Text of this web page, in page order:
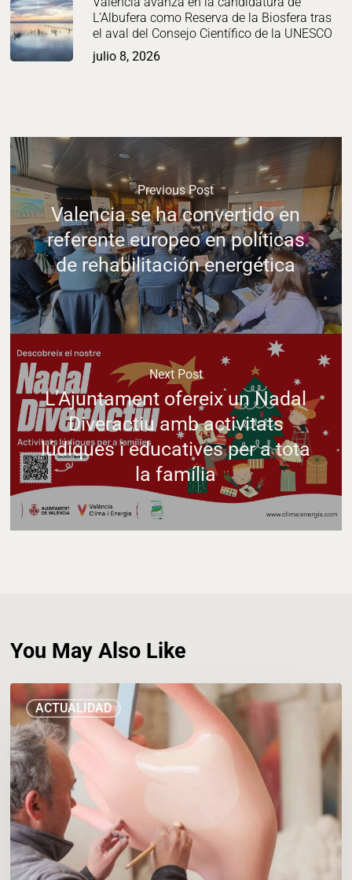
L’Albufera como Reserva de la Biosfera tras
el aval del Consejo Científico de la UNESCO
julio 8, 2026
Previous Post
Valencia se ha convertido en
referente europeo en políticas
de rehabilitación energética
Next Post
L’Ajuntament ofereix un Nadal
Diveractiu amb activitats
lúdiques i educatives per a tota
la família
You May Also Like
ACTUALIDAD
fallas
neutras
y
sostenibles
ya
pueden
optar
a
subvenciones
municipales